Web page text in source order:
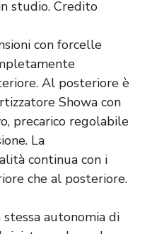
con forcelle
Al posteriore è
Showa con
precarico regolabile
La
continua con i
che al posteriore.
autonomia di